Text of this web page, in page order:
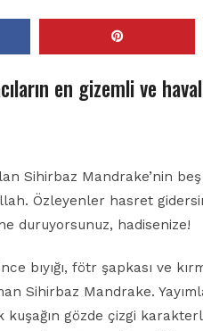
en gizemli ve
Sihirbaz Mandrake’nin
Özleyenler hasret
duruyorsunuz, hadisenize!
bıyığı, fötr şapkası ve
Sihirbaz Mandrake.
gözde çizgi